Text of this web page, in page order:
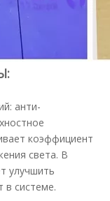
анти-
коэффициент
света. В
улучшить
в системе.